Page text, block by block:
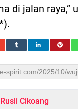
di jalan raya,”
Rusli Cikoang